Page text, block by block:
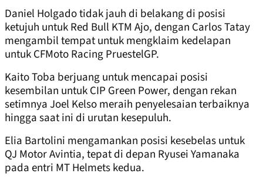
Daniel Holgado tidak jauh di belakang di posisi
ketujuh untuk Red Bull KTM Ajo, dengan Carlos Tatay
mengambil tempat untuk mengklaim kedelapan
untuk CFMoto Racing PruestelGP.
Kaito Toba berjuang untuk mencapai posisi
kesembilan untuk CIP Green Power, dengan rekan
setimnya Joel Kelso meraih penyelesaian terbaiknya
hingga saat ini di urutan kesepuluh.
Elia Bartolini mengamankan posisi kesebelas untuk
QJ Motor Avintia, tepat di depan Ryusei Yamanaka
pada entri MT Helmets kedua.